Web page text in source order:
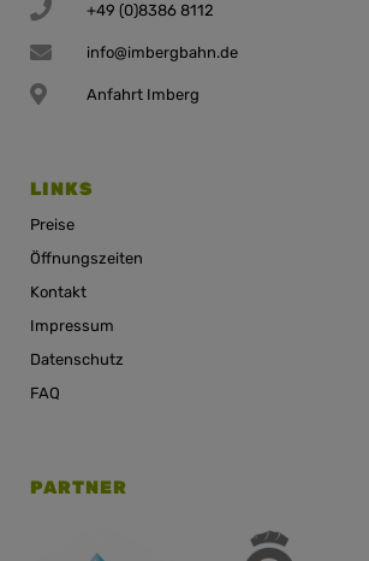
+49 (0)8386 8112
info@imbergbahn.de
Anfahrt Imberg
LINKS
Preise
Öffnungszeiten
Kontakt
Impressum
Datenschutz
FAQ
PARTNER